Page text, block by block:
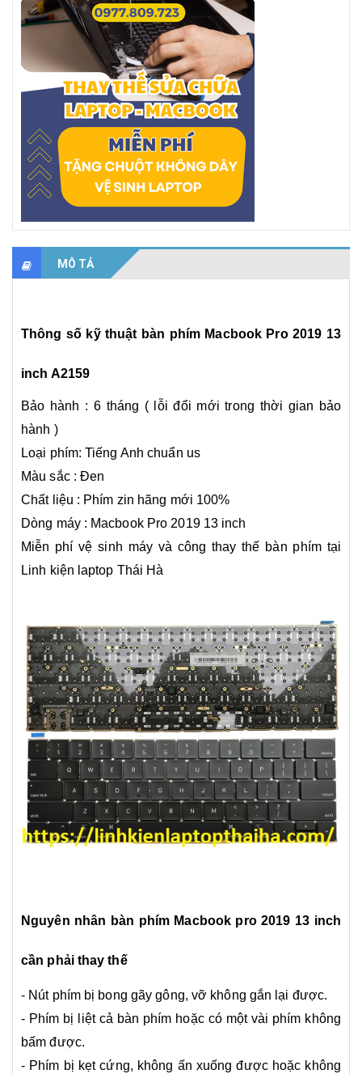
MÔ TẢ
Thông số kỹ thuật bàn phím Macbook Pro 2019 13
inch A2159
Bảo hành : 6 tháng ( lỗi đổi mới trong thời gian bảo
hành )
Loại phím: Tiếng Anh chuẩn us
Màu sắc : Đen
Chất liệu : Phím zin hãng mới 100%
Dòng máy : Macbook Pro 2019 13 inch
Miễn phí vệ sinh máy và công thay thế bàn phím tại
Linh kiện laptop Thái Hà
Nguyên nhân bàn phím Macbook pro 2019 13 inch
cần phải thay thế
- Nút phím bị bong gãy gông, vỡ không gắn lại được.
- Phím bị liệt cả bàn phím hoặc có một vài phím không
bấm được.
- Phím bị kẹt cứng, không ấn xuống được hoặc không